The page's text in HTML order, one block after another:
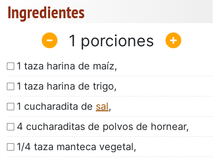
Ingredientes
1
1 taza harina de maíz,
1 taza harina de trigo,
1 cucharadita de sal,
4 cucharaditas de polvos de hornear,
1/4 taza manteca vegetal,